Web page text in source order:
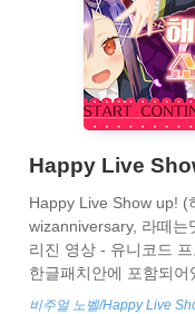
Happy Live
Happy Live Show up! (
wizanniversary, 라떼는
리진 영상 - 유니코드
한글패치안에 포함되
받습니다. 비밀번호는
비주얼 노벨/Happy Live